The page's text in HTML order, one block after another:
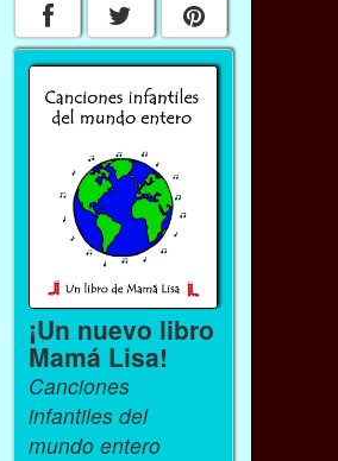
¡Un nuevo libro
Mamá Lisa!
Canciones
infantiles del
mundo entero